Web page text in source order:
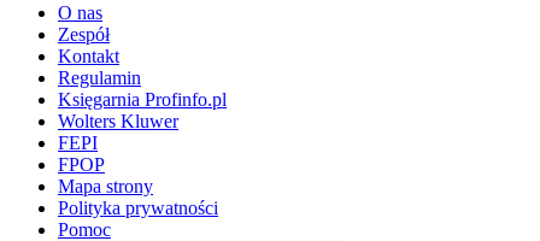
O nas
Zespół
Kontakt
Regulamin
Księgarnia Profinfo.pl
Wolters Kluwer
FEPI
FPOP
Mapa strony
Polityka prywatności
Pomoc